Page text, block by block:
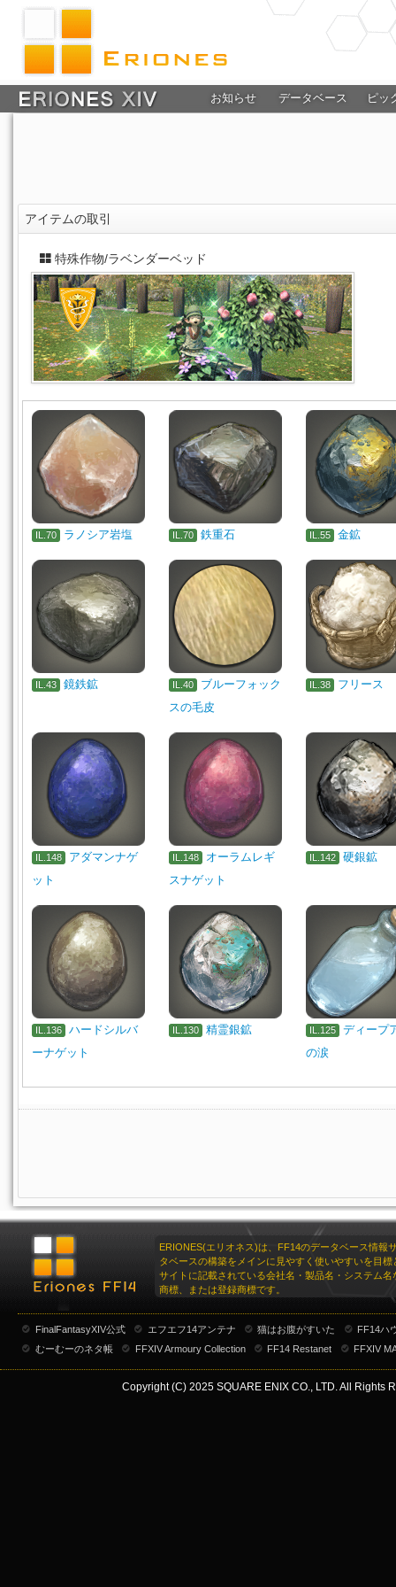
お知らせ データベース ピッ
アイテムの取引
特殊作物/ラベンダーベッド
IL.70 ラノシア岩塩 IL.70 鉄重石 IL.55 金鉱
IL.43 鏡鉄鉱 IL.40
ブルーフォック
スの毛皮
IL.38 フリース
IL.148
アダマンナゲ
ット
IL.148
オーラムレギ
スナゲット
IL.142 硬銀鉱
IL.136
ハードシルバ
ーナゲット
IL.130 精霊銀鉱 IL.125
ディープ
の涙
ERIONES(エリオネス)は、FF14のデータベース情報
タベースの構築をメインに見やすく使いやすいを目標
サイトに記載されている会社名・製品名・システム名
商標、または登録商標です。
FinalFantasyXIV公式 エフエフ14アンテナ 猫はお腹がすいた
FF14ハ
むーむーのネタ帳
FFXIV Armoury Collection FF14 Restanet FFXIV
Copyright (C) 2025 SQUARE ENIX CO., LTD. All Rights